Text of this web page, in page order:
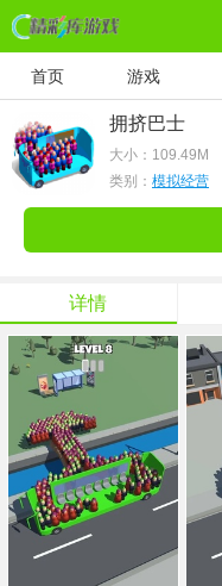
首页 游戏
拥挤巴士
大小： 109.49M
类别： 模拟经营
详情